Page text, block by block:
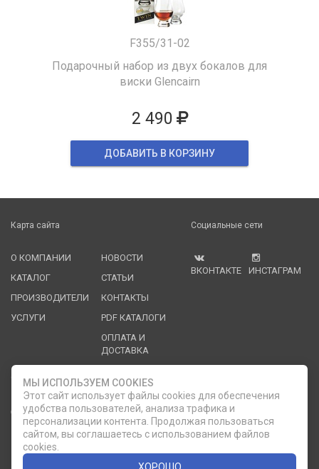
F355/31-02
Подарочный набор из двух бокалов для
виски Glencairn
2 490
ДОБАВИТЬ В КОРЗИНУ
Карта сайта
О КОМПАНИИ
КАТАЛОГ
ПРОИЗВОДИТЕЛИ
УСЛУГИ
НОВОСТИ
СТАТЬИ
КОНТАКТЫ
PDF КАТАЛОГИ
ОПЛАТА И
ДОСТАВКА
Социальные сети
ВКОНТАКТЕ ИНСТАГРАМ
Служба клиентской поддержки
ОБРАТНЫЙ ЗВОНОК phone
8 (812) 335-21-16
8 (812) 335-21-17 7 (911) 947-43-48
МЫ ИСПОЛЬЗУЕМ COOKIES
Этот сайт использует файлы cookies для обеспечения
удобства пользователей, анализа трафика и
персонализации контента. Продолжая пользоваться
сайтом, вы соглашаетесь с использованием файлов
cookies.